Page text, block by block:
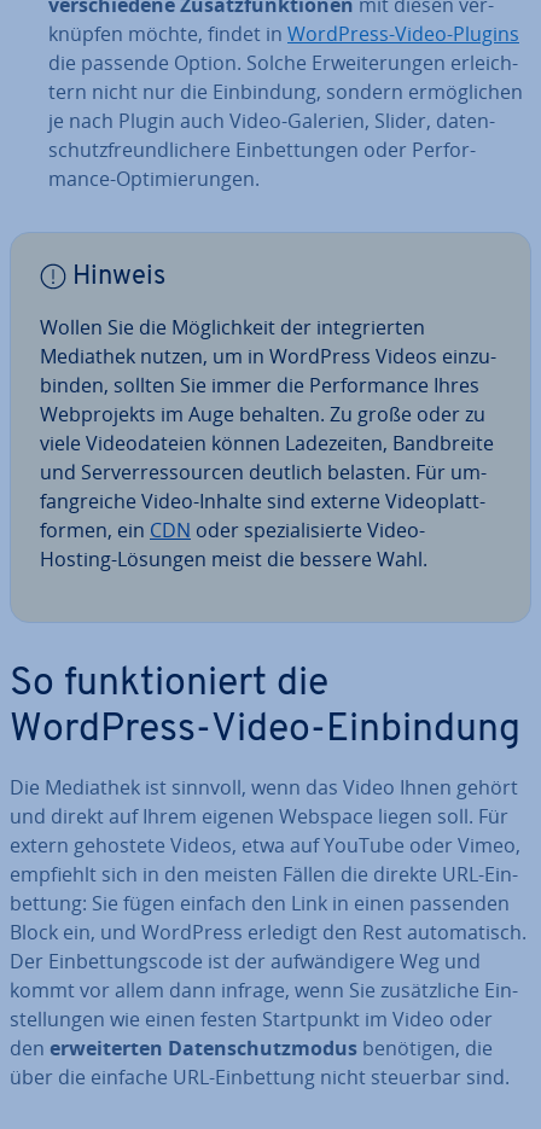
knüp­fen möchte, findet in WordPress-Video-Plugins
die passende Option. Solche Er­wei­te­run­gen er­leich­
tern nicht nur die Ein­bin­dung, sondern er­mög­li­chen
je nach Plugin auch Video-Galerien, Slider, da­ten­
schutz­freund­li­che­re Ein­bet­tun­gen oder Per­for­
mance-Op­ti­mie­run­gen.
Hinweis
Wollen Sie die Mög­lich­keit der in­te­grier­ten
Mediathek nutzen, um in WordPress Videos ein­zu­
bin­den, sollten Sie immer die Per­for­mance Ihres
Web­pro­jekts im Auge behalten. Zu große oder zu
viele Vi­deo­da­tei­en können La­de­zei­ten, Band­brei­te
und Ser­ver­res­sour­cen deutlich belasten. Für um­
fang­rei­che Video-Inhalte sind externe Vi­deo­platt­
for­men, ein CDN oder spe­zia­li­sier­te Video-
Hosting-Lösungen meist die bessere Wahl.
So funk­tio­niert die
WordPress-Video-Ein­bin­dung
Die Mediathek ist sinnvoll, wenn das Video Ihnen gehört
und direkt auf Ihrem eigenen Webspace liegen soll. Für
extern gehostete Videos, etwa auf YouTube oder Vimeo,
empfiehlt sich in den meisten Fällen die direkte URL-Ein­
bet­tung: Sie fügen einfach den Link in einen passenden
Block ein, und WordPress erledigt den Rest au­to­ma­tisch.
Der Ein­bet­tungs­code ist der auf­wän­di­ge­re Weg und
kommt vor allem dann infrage, wenn Sie zu­sätz­li­che Ein­
stel­lun­gen wie einen festen Start­punkt im Video oder
den er­wei­ter­ten Da­ten­schutz­mo­dus benötigen, die
über die einfache URL-Ein­bet­tung nicht steuerbar sind.